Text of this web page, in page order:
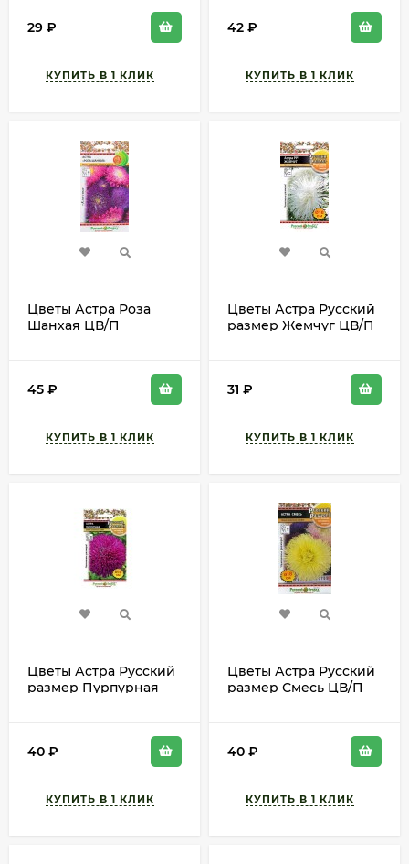
29 ₽
42 ₽
Цветы Астра Роза
Шанхая ЦВ/П
45 ₽
Цветы Астра Русский
размер Жемчуг ЦВ/П
31 ₽
Цветы Астра Русский
размер Пурпурная
40 ₽
Цветы Астра Русский
размер Смесь ЦВ/П
40 ₽